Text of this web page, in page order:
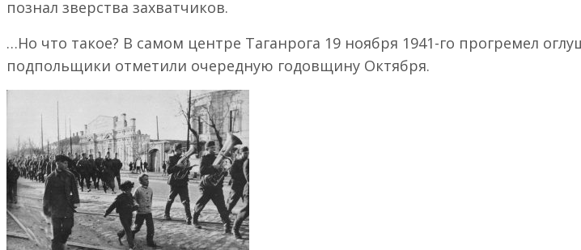
Москва
Чехов и рыбалка – по М-4 и ЦКАД
Пляжный отдых в направлении М-11
В гости к животным — по М11 и ЦКАД
В Большие Вязёмы, Звенигород и Новый Иерусалим по ЦКАД
Маршруты Победы
Места памяти рядом с М-11 “Нева”
Кириши
Клин
Великий Новгород
Вышний Волочек
Валдай
познал зверства захватчиков.
…Но что такое? В самом центре Таганрога 19 ноября 1941-го прогремел
подпольщики отметили очередную годовщину Октября.